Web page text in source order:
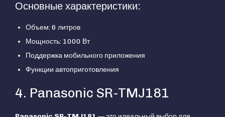
Основные характеристики:
Объем: 6 литров
Мощность: 1000 Вт
Поддержка мобильного приложения
Функции автоприготовления
4. Panasonic SR-TMJ181